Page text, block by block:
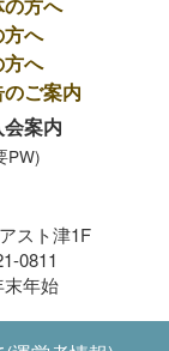
スト津1F
0811
年始
方へ
へ
へ
ご案内
案内